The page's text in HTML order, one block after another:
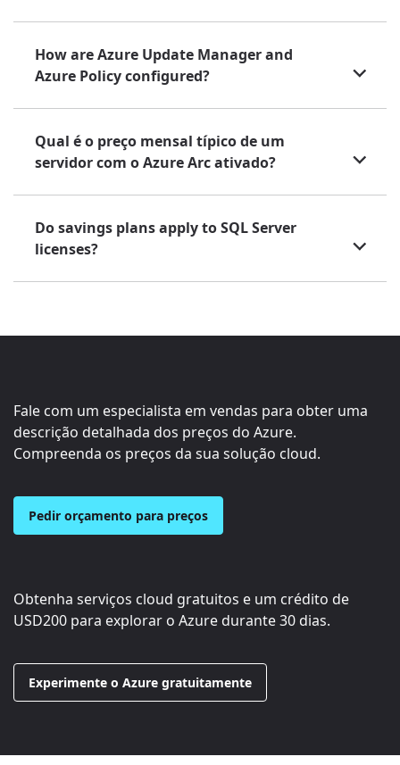
How are Azure Update Manager and
Azure Policy configured?
Qual é o preço mensal típico de um
servidor com o Azure Arc ativado?
Do savings plans apply to SQL Server
licenses?
Fale com um especialista em vendas para obter uma
descrição detalhada dos preços do Azure.
Compreenda os preços da sua solução cloud.
Pedir orçamento para preços
Obtenha serviços cloud gratuitos e um crédito de
USD200 para explorar o Azure durante 30 dias.
Experimente o Azure gratuitamente